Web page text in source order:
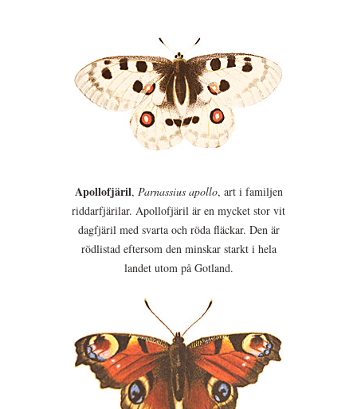
Apollofjäril, Parnassius apollo, art i familjen
riddarfjärilar. Apollofjäril är en mycket stor vit
dagfjäril med svarta och röda fläckar. Den är
rödlistad eftersom den minskar starkt i hela
landet utom på Gotland.